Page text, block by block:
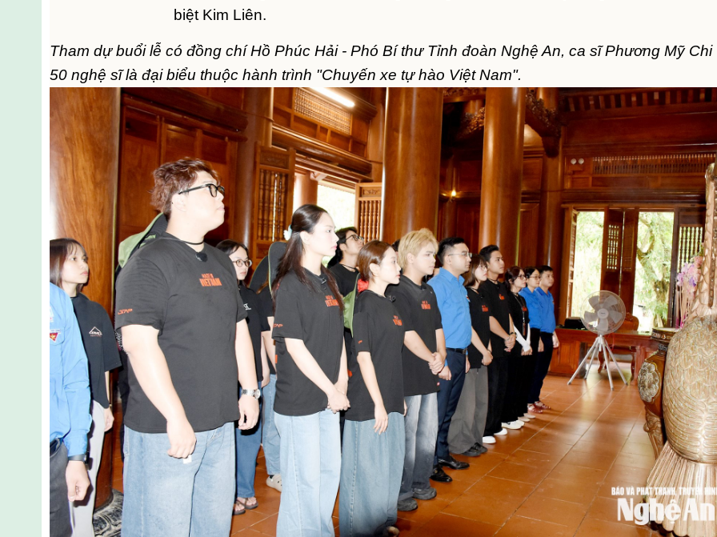
biệt Kim Liên.
Tham dự buổi lễ có đồng chí Hồ Phúc Hải - Phó Bí thư Tỉnh đoàn Nghệ An, ca sĩ Phương Mỹ Chi
50 nghệ sĩ là đại biểu thuộc hành trình "Chuyến xe tự hào Việt Nam".